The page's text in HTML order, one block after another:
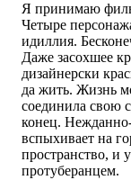
Я принимаю
Четыре
идиллия.
Даже засохшее
дизайнерски
да жить. Жизнь
соединила свою
конец.
вспыхивает на
пространство, и
протуберанцем.